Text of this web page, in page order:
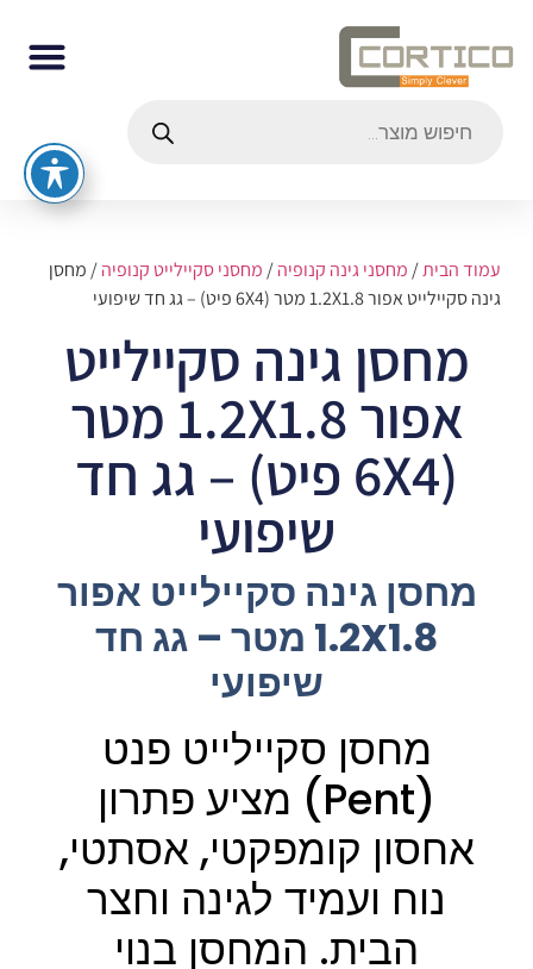
עמוד הבית/מחסני גינה קנופיה/מחסני סקיילייט קנופיה/ מחסן
גינה סקיילייט אפור 1.2X1.8 מטר (6X4 פיט) – גג חד שיפועי
מחסן גינה סקיילייט
אפור 1.2X1.8 מטר
(6X4 פיט) – גג חד
שיפועי
מחסן גינה סקיילייט אפור
1.2X1.8 מטר – גג חד
שיפועי
מחסן סקיילייט פנט
(Pent) מציע פתרון
אחסון קומפקטי, אסתטי,
נוח ועמיד לגינה וחצר
הבית. המחסן בנוי